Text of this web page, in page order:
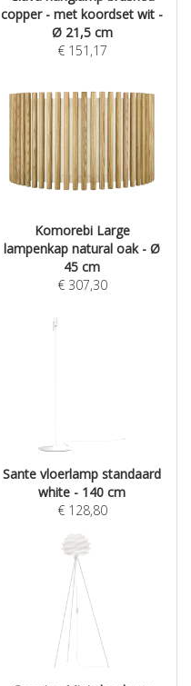
copper - met koordset wit -
Ø 21,5 cm
€ 151,17
Komorebi Large
lampenkap natural oak - Ø
45 cm
€ 307,30
Sante vloerlamp standaard
white - 140 cm
€ 128,80